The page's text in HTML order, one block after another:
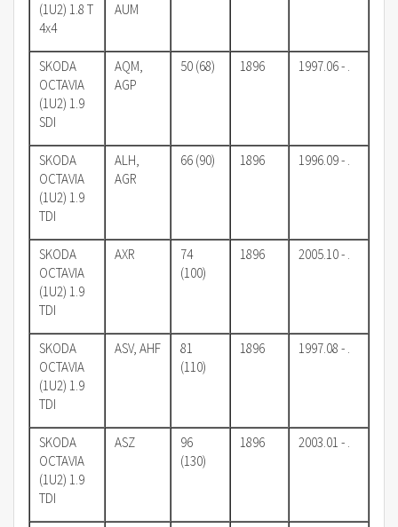
(1U2) 1.8 T
4x4
AUM
SKODA
OCTAVIA
(1U2) 1.9
SDI
AQM,
AGP
50 (68) 1896 1997.06 - .
SKODA
OCTAVIA
(1U2) 1.9
TDI
ALH,
AGR
66 (90) 1896 1996.09 - .
SKODA
OCTAVIA
(1U2) 1.9
TDI
AXR
74
(100)
1896 2005.10 - .
SKODA
OCTAVIA
(1U2) 1.9
TDI
ASV, AHF
81
(110)
1896 1997.08 - .
SKODA
OCTAVIA
(1U2) 1.9
TDI
ASZ
96
(130)
1896 2003.01 - .